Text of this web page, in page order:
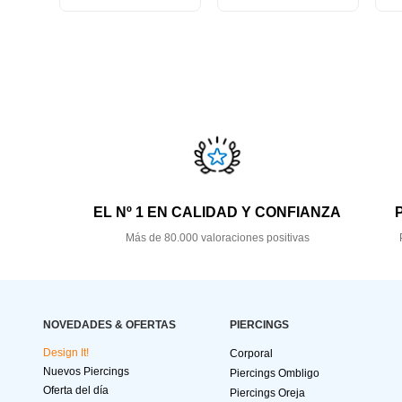
EL Nº 1 EN CALIDAD Y CONFIANZA
Más de 80.000 valoraciones positivas
NOVEDADES & OFERTAS
Design It!
Nuevos Piercings
Oferta del día
PIERCINGS
Corporal
Piercings Ombligo
Piercings Oreja